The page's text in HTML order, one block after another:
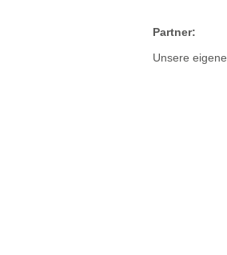
Partner:
Unsere